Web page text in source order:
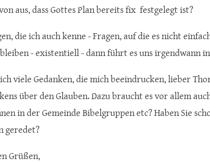
aus, dass Gottes Plan bereits fix festgelegt ist?
die ich auch kenne - Fragen, auf die es nicht
- existentiell - dann führt es uns irgendwann
viele Gedanken, die mich beeindrucken, lieber
über den Glauben. Dazu braucht es vor allem
in der Gemeinde Bibelgruppen etc? Haben Sie
geredet?
Grüßen,